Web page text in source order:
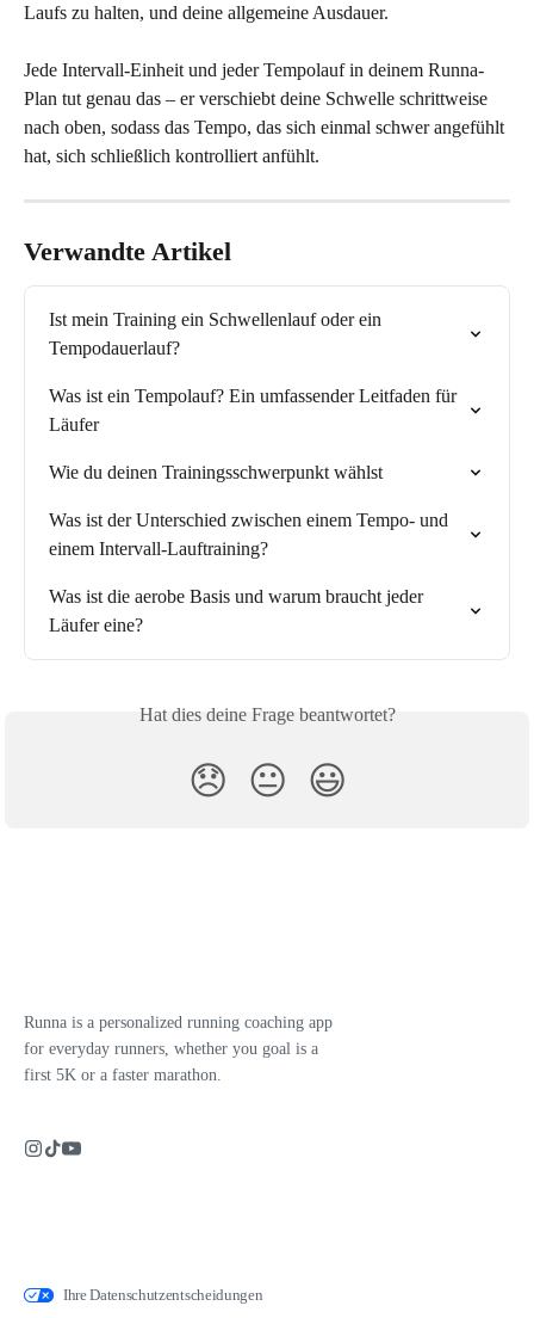
Laufs zu halten, und deine allgemeine Ausdauer.
Jede Intervall-Einheit und jeder Tempolauf in deinem Runna-
Plan tut genau das – er verschiebt deine Schwelle schrittweise
nach oben, sodass das Tempo, das sich einmal schwer angefühlt
hat, sich schließlich kontrolliert anfühlt.
Verwandte Artikel
Ist mein Training ein Schwellenlauf oder ein
Tempodauerlauf?
Was ist ein Tempolauf? Ein umfassender Leitfaden für
Läufer
Wie du deinen Trainingsschwerpunkt wählst
Was ist der Unterschied zwischen einem Tempo- und
einem Intervall-Lauftraining?
Was ist die aerobe Basis und warum braucht jeder
Läufer eine?
Hat dies deine Frage beantwortet?
😞 😐 😃
Runna is a personalized running coaching app
for everyday runners, whether you goal is a
first 5K or a faster marathon.
Ihre Datenschutzentscheidungen